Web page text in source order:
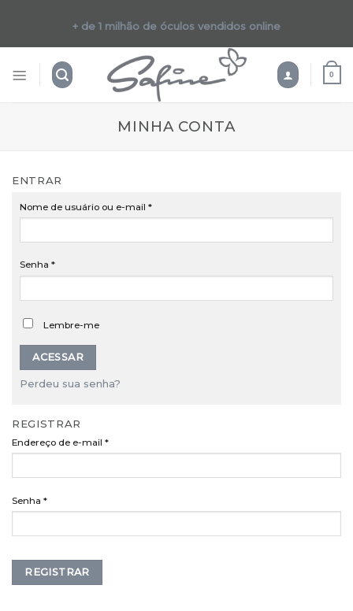
+ de 1 milhão de óculos vendidos online
0
MINHA CONTA
ENTRAR
Nome de usuário ou e-mail *
Senha *
Lembre-me
ACESSAR
Perdeu sua senha?
REGISTRAR
Endereço de e-mail *
Senha *
REGISTRAR